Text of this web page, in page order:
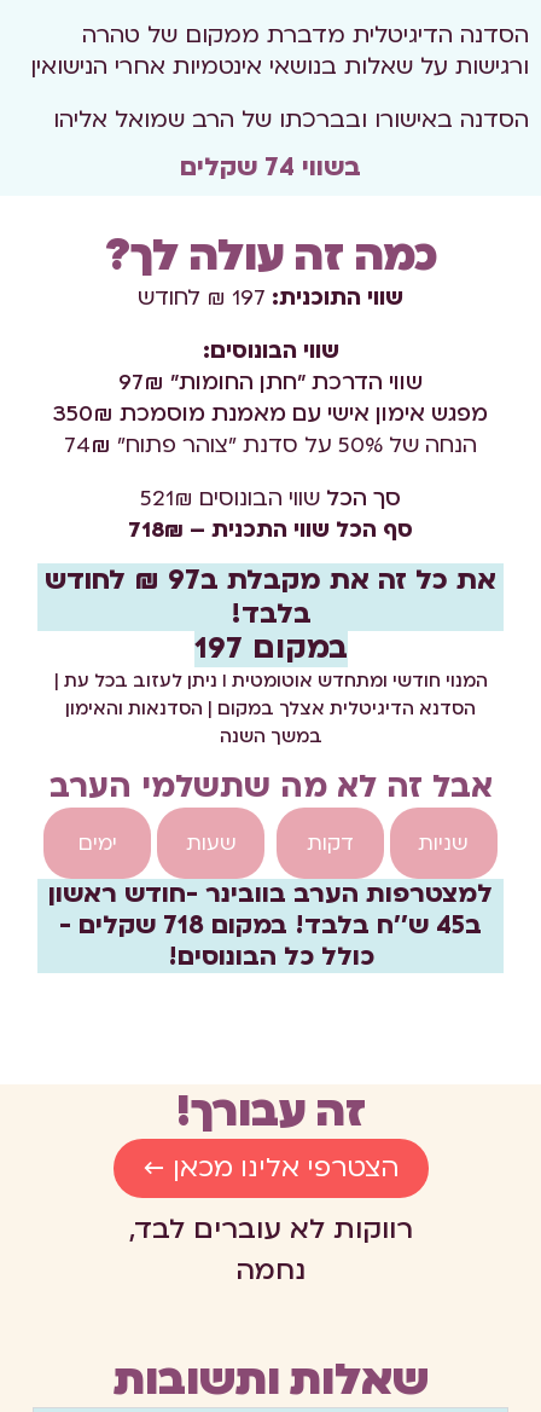
הסדנה הדיגיטלית מדברת ממקום של טהרה
ורגישות על שאלות בנושאי אינטמיות אחרי הנישואין
הסדנה באישורו ובברכתו של הרב שמואל אליהו
בשווי 74 שקלים
כמה זה עולה לך?
שווי התוכנית:
שווי הבונוסים:
שווי הדרכת "חתן החומות" 97₪
מפגש אימון אישי עם מאמנת מוסמכת 350₪
הנחה של 50% על סדנת "צוהר פתוח" 74
₪
סך הכל שווי הבונוסים 521₪
סף הכל שווי התכנית – 718₪
את כל זה את מקבלת ב97 ₪ לחודש
בלבד!
במקום 197
המנוי חודשי ומתחדש אוטומטית I ניתן לעזוב בכל עת |
הסדנא הדיגיטלית אצלך במקום | הסדנאות והאימון
במשך השנה
אבל זה לא מה שתשלמי הערב
ימים שעות דקות שניות
למצטרפות הערב בוובינר -חודש ראשון
ב45 ש''ח בלבד! במקום 718 שקלים -
כולל כל הבונוסים!
זה עבורך!
הצטרפי אלינו מכאן ←
רווקות לא עוברים לבד,
נחמה
שאלות ותשובות